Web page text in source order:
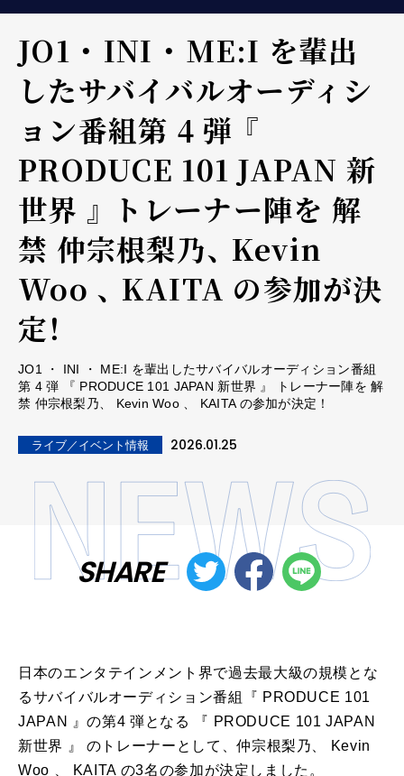
JO1 ・ INI ・ ME:I を輩出
したサバイバルオーディシ
ョン番組第 4 弾 『
PRODUCE 101 JAPAN 新
世界 』 トレーナー陣を 解
禁 仲宗根梨乃、 Kevin
Woo 、 KAITA の参加が決
定！
JO1 ・ INI ・ ME:I を輩出したサバイバルオーディション番組
第 4 弾 『 PRODUCE 101 JAPAN 新世界 』 トレーナー陣を 解
禁 仲宗根梨乃、 Kevin Woo 、 KAITA の参加が決定！
ライブ／イベント情報 2026.01.25
SHARE
日本のエンタテインメント界で過去最大級の規模とな
るサバイバルオーディション番組『 PRODUCE 101
JAPAN 』の第4 弾となる 『 PRODUCE 101 JAPAN
新世界 』 のトレーナーとして、仲宗根梨乃、 Kevin
Woo 、 KAITA の3名の参加が決定しました。